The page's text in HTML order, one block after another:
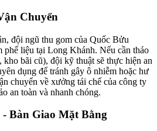
Chuyển
đội ngũ thu gom của Quốc Bửu
phế liệu tại Long Khánh. Nếu cần tháo
bãi cũ), đội kỹ thuật sẽ thực hiện an
dụng để tránh gây ô nhiễm hoặc hư
chuyển về xưởng tái chế của công ty
an toàn và nhanh chóng.
Bàn Giao Mặt Bằng